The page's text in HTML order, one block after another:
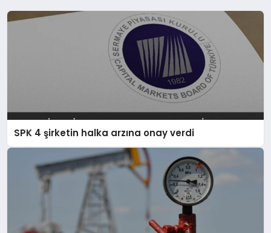
SPK 4 şirketin halka arzına onay verdi